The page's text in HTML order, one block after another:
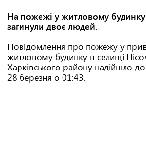
На пожежі у житловому будинку
загинули двоє людей.
Повідомлення про пожежу у
житловому будинку в селищі
Харківського району надійшло
28 березня о 01:43.